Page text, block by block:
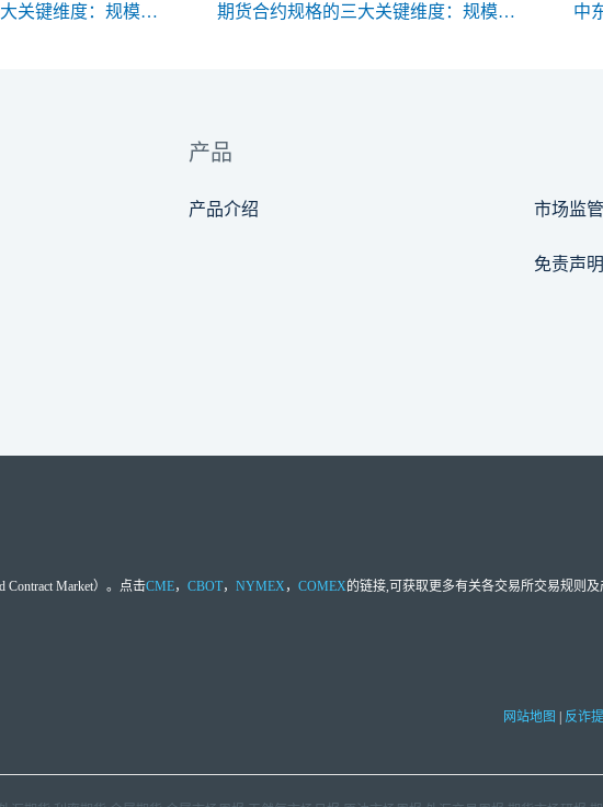
期货合约规格的三大关键维度：规模、交割与标准化
期货合约规格的三大关键维度：规模、交割与标准化
产品
产品介绍 市场监
免责声明
Market）。点击CME， CBOT， NYMEX ， COMEX的链接,可获取更多有关各交易所交易规则及
网站地图 | 反诈